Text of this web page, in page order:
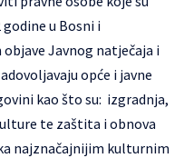
u Bosni i
Javnog natječaja i
opće i javne
kao što su: izgradnja,
te zaštita i obnova
najznačajnijim kulturnim